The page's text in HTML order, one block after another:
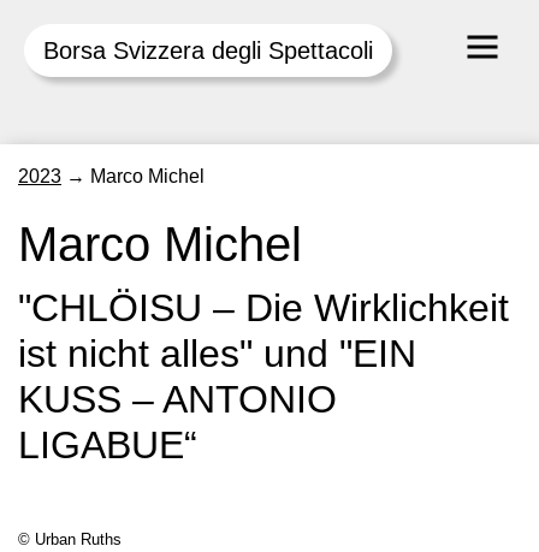
Borsa Svizzera degli Spettacoli
2023 → Marco Michel
Marco Michel
"CHLÖISU – Die Wirklichkeit
ist nicht alles" und "EIN
KUSS – ANTONIO
LIGABUE“
© Urban Ruths